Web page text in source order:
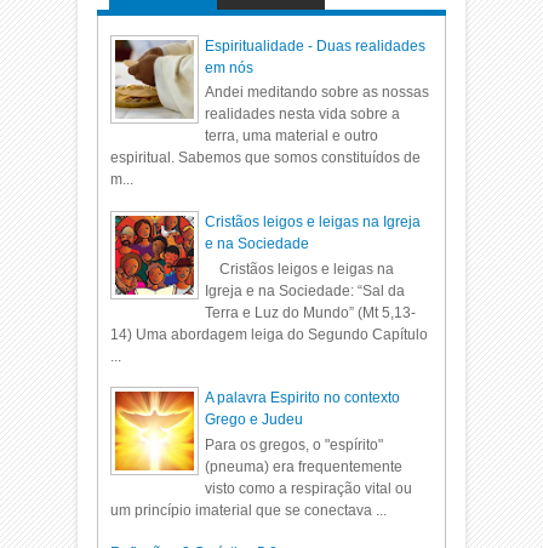
Espiritualidade - Duas realidades
em nós
Andei meditando sobre as nossas
realidades nesta vida sobre a
terra, uma material e outro
espiritual. Sabemos que somos constituídos de
m...
Cristãos leigos e leigas na Igreja
e na Sociedade
Cristãos leigos e leigas na
Igreja e na Sociedade: “Sal da
Terra e Luz do Mundo” (Mt 5,13-
14) Uma abordagem leiga do Segundo Capítulo
A palavra Espirito no contexto
Grego e Judeu
Para os gregos, o "espírito"
(pneuma) era frequentemente
visto como a respiração vital ou
um princípio imaterial que se conectava ...